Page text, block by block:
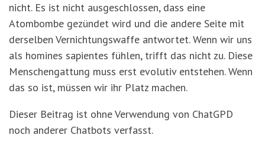
nicht. Es ist nicht ausgeschlossen, dass eine
Atombombe gezündet wird und die andere Seite mit
derselben Vernichtungswaffe antwortet. Wenn wir uns
als homines sapientes fühlen, trifft das nicht zu. Diese
Menschengattung muss erst evolutiv entstehen. Wenn
das so ist, müssen wir ihr Platz machen.
Dieser Beitrag ist ohne Verwendung von ChatGPD
noch anderer Chatbots verfasst.